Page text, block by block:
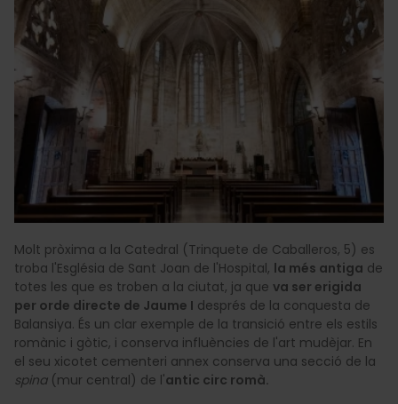
Molt pròxima a la Catedral (Trinquete de Caballeros, 5) es
troba l'Església de Sant Joan de l'Hospital, la més antiga de
totes les que es troben a la ciutat, ja que va ser erigida
per orde directe de Jaume I després de la conquesta de
Balansiya. És un clar exemple de la transició entre els estils
romànic i gòtic, i conserva influències de l'art mudèjar. En
el seu xicotet cementeri annex conserva una secció de la
spina(mur central) de l'antic circ romà.